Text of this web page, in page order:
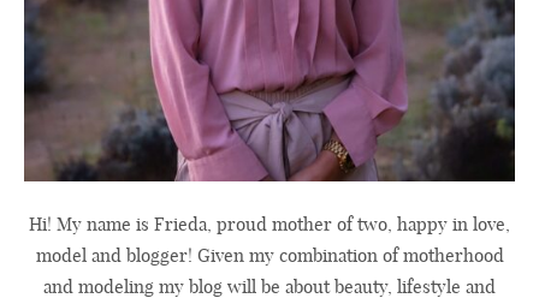
Hi! My name is Frieda, proud mother of two, happy in love,
model and blogger! Given my combination of motherhood
and modeling my blog will be about beauty, lifestyle and